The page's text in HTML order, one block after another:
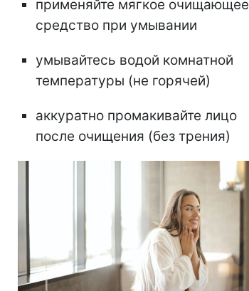
применяйте мягкое очищающее
средство при умывании
умывайтесь водой комнатной
температуры (не горячей)
аккуратно промакивайте лицо
после очищения (без трения)